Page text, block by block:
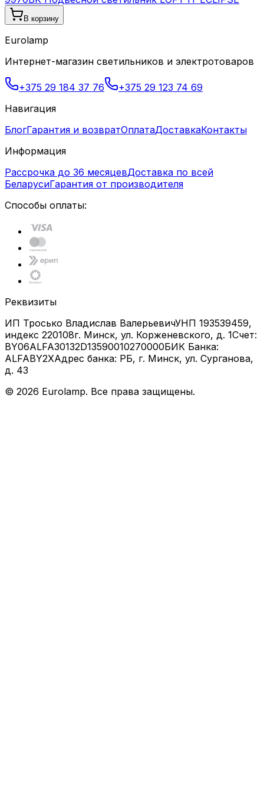
В корзину
Eurolamp
Интернет-магазин светильников и электротоваров
+375 29 184 37 76
+375 29 123 74 69
Навигация
БлогГарантия и возвратОплатаДоставкаКонтакты
Информация
Рассрочка до 36 месяцевДоставка по всей
БеларусиГарантия от производителя
Способы оплаты:
Реквизиты
ИП Тросько Владислав ВалерьевичУНП 193539459,
индекс 220108г. Минск, ул. Корженевского, д. 1Счет:
BY06ALFA30132D13590010270000БИК Банка:
ALFABY2XАдрес банка: РБ, г. Минск, ул. Сурганова,
д. 43
© 2026 Eurolamp. Все права защищены.